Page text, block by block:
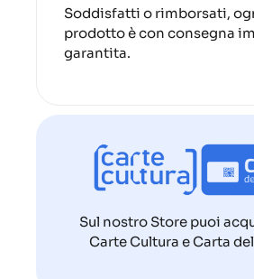
Soddisfatti o rimborsati,
prodotto è con consegna
garantita.
Sul nostro Store puoi
Carte Cultura e Carta